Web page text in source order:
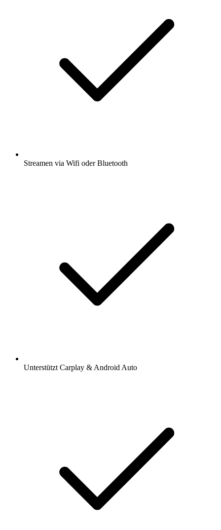
Streamen via Wifi oder Bluetooth
Unterstützt Carplay & Android Auto